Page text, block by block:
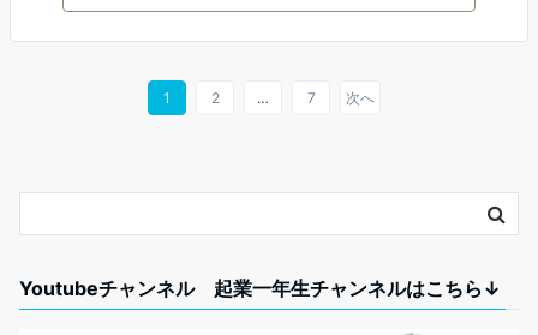
e
k
er l
1 2 … 7 次へ
Youtubeチャンネル 起業一年生チャンネルはこちら↓